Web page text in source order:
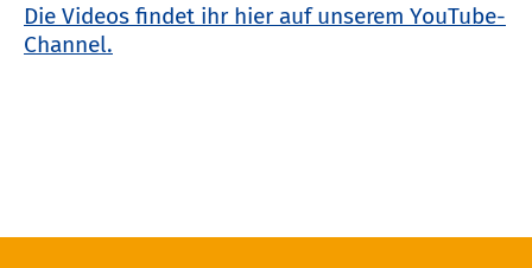
Die Videos findet ihr hier auf unserem YouTube-
Channel.